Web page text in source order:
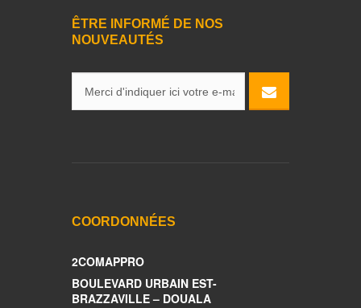
ÊTRE INFORMÉ DE NOS
NOUVEAUTÉS
COORDONNÉES
2COMAPPRO
BOULEVARD URBAIN EST-
BRAZZAVILLE – DOUALA